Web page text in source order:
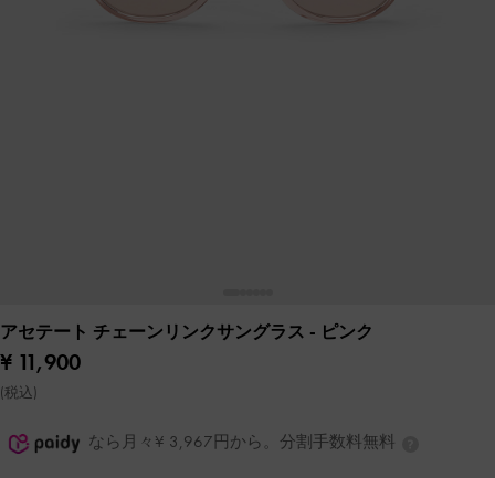
アセテート チェーンリンクサングラス - ピンク
¥ 11,900
(税込)
なら月々¥ 3,967円から。分割手数料無料